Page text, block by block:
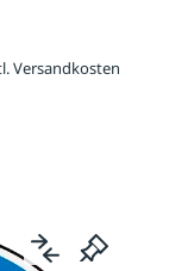
Versandkosten